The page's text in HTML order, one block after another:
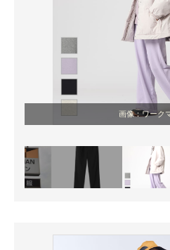
画像：ワーク